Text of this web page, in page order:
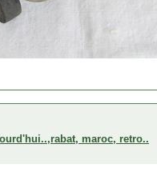
maroc, retro..